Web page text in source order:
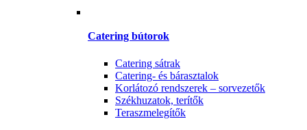
Catering bútorok
Catering sátrak
Catering- és bárasztalok
Korlátozó rendszerek – sorvezetők
Székhuzatok, terítők
Teraszmelegítők